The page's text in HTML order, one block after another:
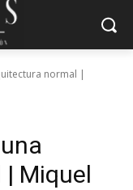
normal |
Miquel